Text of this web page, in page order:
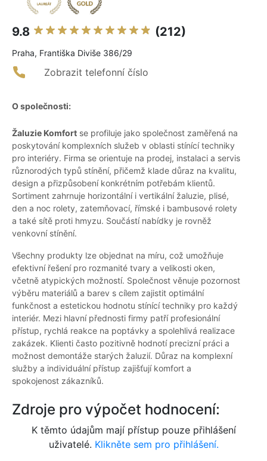
9.8 (212)
Praha, Františka Diviše 386/29
Zobrazit telefonní číslo
O společnosti:
Žaluzie Komfort se profiluje jako společnost zaměřená na
poskytování komplexních služeb v oblasti stínící techniky
pro interiéry. Firma se orientuje na prodej, instalaci a servis
různorodých typů stínění, přičemž klade důraz na kvalitu,
design a přizpůsobení konkrétním potřebám klientů.
Sortiment zahrnuje horizontální i vertikální žaluzie, plisé,
den a noc rolety, zatemňovací, římské i bambusové rolety
a také sítě proti hmyzu. Součástí nabídky je rovněž
venkovní stínění.
Všechny produkty lze objednat na míru, což umožňuje
efektivní řešení pro rozmanité tvary a velikosti oken,
včetně atypických možností. Společnost věnuje pozornost
výběru materiálů a barev s cílem zajistit optimální
funkčnost a estetickou hodnotu stínící techniky pro každý
interiér. Mezi hlavní přednosti firmy patří profesionální
přístup, rychlá reakce na poptávky a spolehlivá realizace
zakázek. Klienti často pozitivně hodnotí precizní práci a
možnost demontáže starých žaluzií. Důraz na komplexní
služby a individuální přístup zajišťují komfort a
spokojenost zákazníků.
Zdroje pro výpočet hodnocení:
K těmto údajům mají přístup pouze přihlášení
uživatelé. Klikněte sem pro přihlášení.